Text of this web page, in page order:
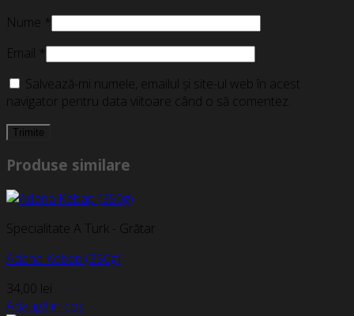
Nume *
Email *
Salvează-mi numele, emailul și site-ul web în acest
navigator pentru data viitoare când o să comentez.
Produse similare
Specialitate A Turk - Grătar
Adana Kebap (350g)
34,00 lei
Adaugă în coș